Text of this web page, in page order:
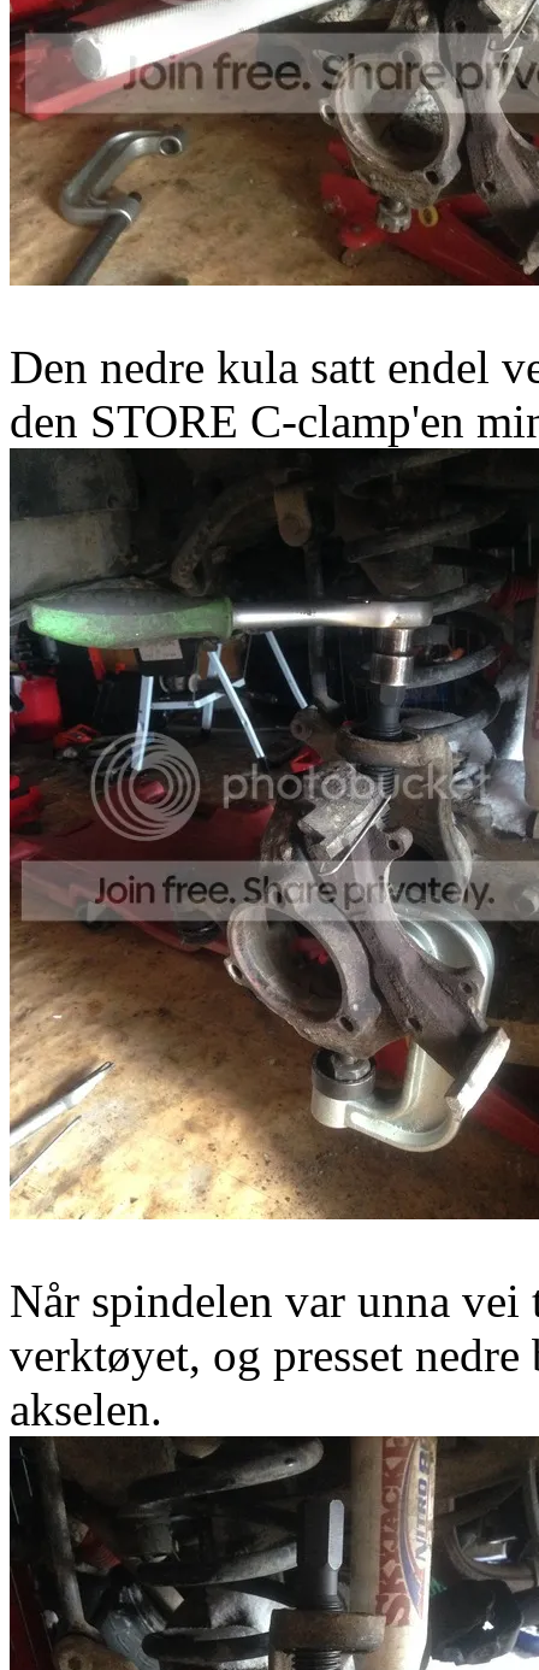
Den nedre kula satt endel
den STORE C-clamp'en
Når spindelen var unna
verktøyet, og presset
akselen.